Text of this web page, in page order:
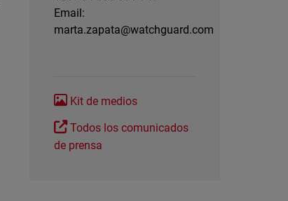
Email:
marta.zapata@watchguard.com
Kit de medios
Todos los comunicados
de prensa